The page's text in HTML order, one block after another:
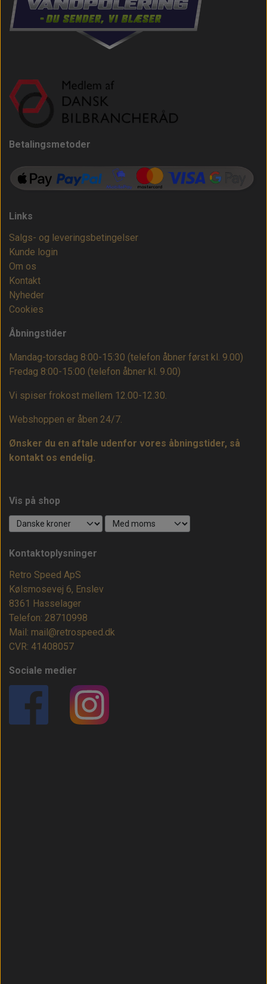
Betalingsmetoder
Links
Salgs- og leveringsbetingelser
Kunde login
Om os
Kontakt
Nyheder
Cookies
Åbningstider
Mandag-torsdag 8:00-15:30 (telefon åbner først kl. 9.00)
Fredag 8:00-15:00 (telefon åbner kl. 9.00)
Vi spiser frokost mellem 12.00-12.30.
Webshoppen er åben 24/7.
Ønsker du en aftale udenfor vores åbningstider, så
kontakt os endelig.
Vis på shop
Kontaktoplysninger
Retro Speed ApS
Kølsmosevej 6, Enslev
8361 Hasselager
Telefon: 28710998
Mail: mail@retrospeed.dk
CVR: 41408057
Sociale medier